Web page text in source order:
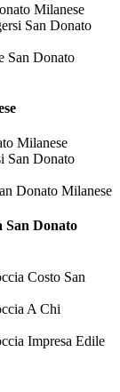
Milanese
San Donato
San Donato
Milanese
San Donato
Donato Milanese
San Donato
Costo San
A Chi
Impresa Edile